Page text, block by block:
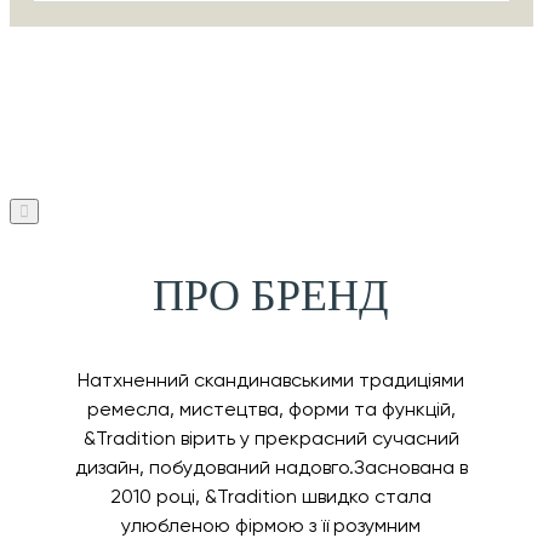
ПРО БРЕНД
Натхненний скандинавськими традиціями
ремесла, мистецтва, форми та функцій,
&Tradition вірить у прекрасний сучасний
дизайн, побудований надовго.Заснована в
2010 році, &Tradition швидко стала
улюбленою фірмою з її розумним